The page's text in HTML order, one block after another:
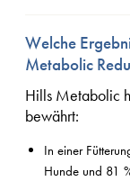
Welche
Metabolic
Hills Metabolic
bewährt:
In einer
Hunde und 81